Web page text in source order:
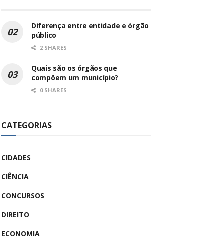
Diferença entre entidade e órgão
público
2 SHARES
Quais são os órgãos que
compõem um município?
0 SHARES
CATEGORIAS
CIDADES
CIÊNCIA
CONCURSOS
DIREITO
ECONOMIA